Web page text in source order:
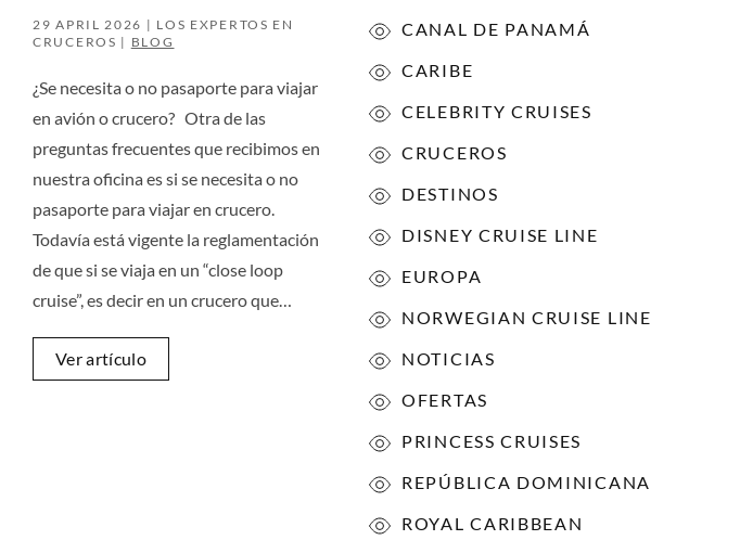
29 APRIL 2026 | LOS EXPERTOS EN
CRUCEROS | BLOG
¿Se necesita o no pasaporte para viajar
en avión o crucero? Otra de las
preguntas frecuentes que recibimos en
nuestra oficina es si se necesita o no
pasaporte para viajar en crucero.
Todavía está vigente la reglamentación
de que si se viaja en un “close loop
cruise”, es decir en un crucero que…
Ver artículo
CANAL DE PANAMÁ
CARIBE
CELEBRITY CRUISES
CRUCEROS
DESTINOS
DISNEY CRUISE LINE
EUROPA
NORWEGIAN CRUISE LINE
NOTICIAS
OFERTAS
PRINCESS CRUISES
REPÚBLICA DOMINICANA
ROYAL CARIBBEAN